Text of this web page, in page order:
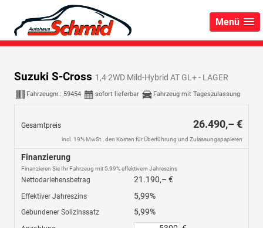
Menü
Suzuki S-Cross 1,4 2WD Mild-Hybrid AT GL+ - LAGER
Fahrzeugnr.: 59454 sofort lieferbar Fahrzeug mit Tageszulassung
Gesamtpreis 26.490,– €
incl. 19% MwSt., den Kosten für Überführung und Zulassungspapieren
Finanzierung
Finanzieren Sie Ihr Fahrzeug mit 5,99% effektivem Jahreszins
Nettodarlehensbetrag 21.190,– €
Effektiver Jahreszins 5,99%
Gebundener Sollzinssatz 5,99%